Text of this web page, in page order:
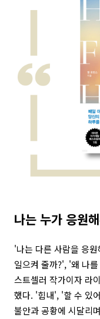
나는 누가 응원
'나는 다른 사람을 응
일으켜 줄까?', '왜 나
스트셀러 작가이자 라
했다. '힘내', '할 수 있
불안과 공황에 시달리